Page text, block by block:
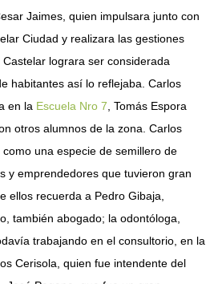
Jaimes, quien impulsara junto con
Ciudad y realizara las gestiones
lograra ser considerada
habitantes así lo reflejaba. Carlos
en la Escuela Nro 7 , Tomás Espora
otros alumnos de la zona. Carlos
una especie de semillero de
y emprendedores que tuvieron gran
ellos recuerda a Pedro Gibaja,
también abogado; la odontóloga,
trabajando en el consultorio, en la
Cerisola, quien fue intendente del